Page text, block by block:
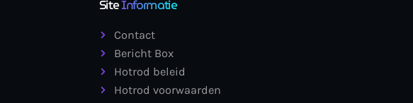
SiteInformatie
Contact
Bericht Box
Hotrod beleid
Hotrod voorwaarden